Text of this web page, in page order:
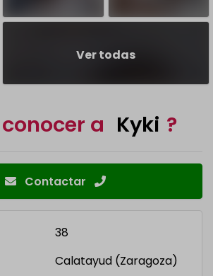
Ver todas
a Kyki ?
Contactar
38
Calatayud (Zaragoza)